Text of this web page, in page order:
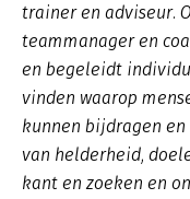
trainer en adviseur.
teammanager en
en begeleidt
vinden waarop
kunnen bijdragen
van helderheid,
kant en zoeken en